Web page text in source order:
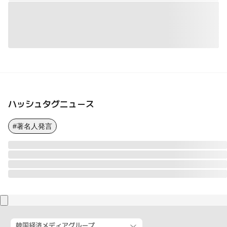
ハッシュタグニュース
#著名人発言